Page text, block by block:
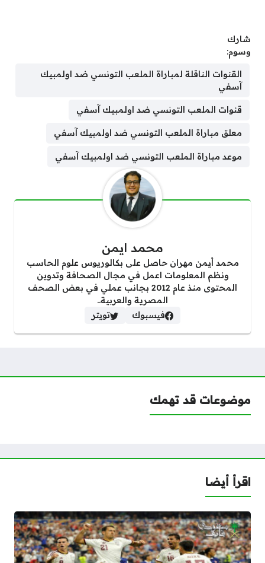
شارك
وسوم:
القنوات الناقلة لمباراة الملعب التونسي ضد اولمبيك
آسفي
قنوات الملعب التونسي ضد اولمبيك آسفي
معلق مباراة الملعب التونسي ضد اولمبيك آسفي
موعد مباراة الملعب التونسي ضد اولمبيك آسفي
محمد ايمن
محمد أيمن مهران حاصل على بكالوريوس علوم الحاسب
ونظم المعلومات اعمل في مجال الصحافة وتدوين
المحتوى منذ عام 2012 بجانب عملي في بعض الصحف
المصرية والعربية..
فيسبوك
تويتر
موضوعات قد تهمك
اقرأ أيضا